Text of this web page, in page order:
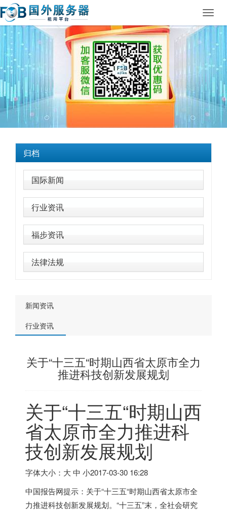
归档
国际新闻
行业资讯
福步资讯
法律法规
新闻资讯
行业资讯
关于“十三五“时期山西省太原市全力
推进科技创新发展规划
关于“十三五“时期山西
省太原市全力推进科
技创新发展规划
字体大小：大 中 小2017-03-30 16:28
中国报告网提示：关于“十三五“时期山西省太原市全
力推进科技创新发展规划。“十三五”末，全社会研究